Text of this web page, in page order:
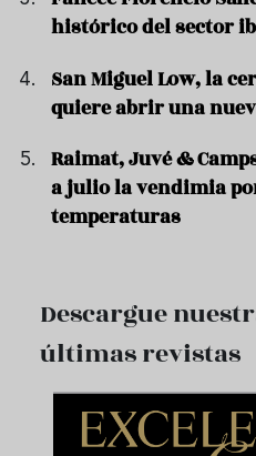
histórico del sector
San Miguel Low, la
quiere abrir una
Raimat, Juvé &
a julio la vendimia
temperaturas
Descargue
últimas revistas